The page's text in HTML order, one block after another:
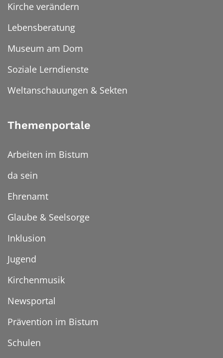
Kirche verändern
Lebensberatung
Museum am Dom
Soziale Lerndienste
Weltanschauungen & Sekten
Themenportale
Arbeiten im Bistum
da sein
Ehrenamt
Glaube & Seelsorge
Inklusion
Jugend
Kirchenmusik
Newsportal
Prävention im Bistum
Schulen